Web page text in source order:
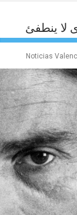
لا ينطفئ
Noticias